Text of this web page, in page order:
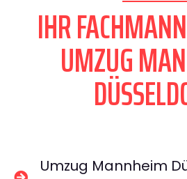
IHR
UMZUG
Umzug Mannheim